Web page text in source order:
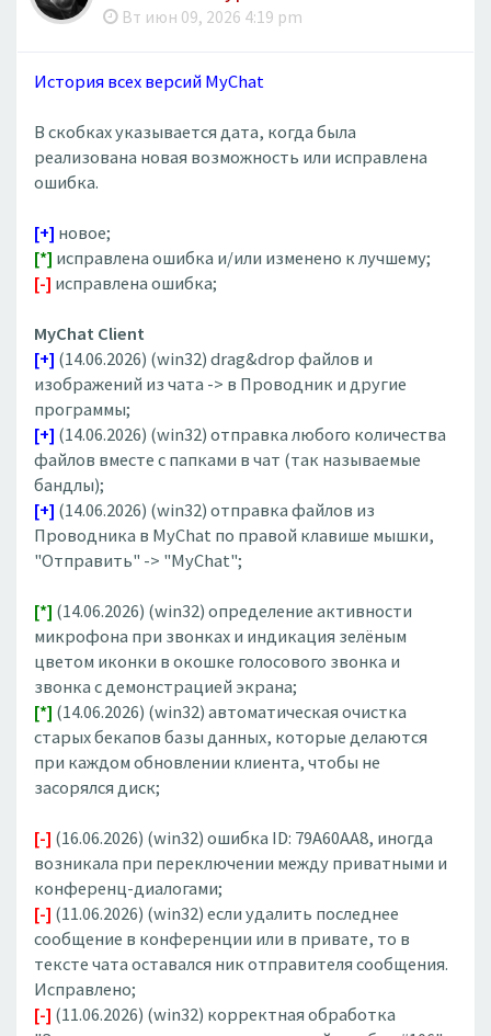
Вт июн 09, 2026 4:19 pm
История всех версий MyChat
В скобках указывается дата, когда была
реализована новая возможность или исправлена
ошибка.
[+] новое;
[*] исправлена ошибка и/или изменено к лучшему;
[-] исправлена ошибка;
MyChat Client
[+] (14.06.2026) (win32) drag&drop файлов и
изображений из чата -> в Проводник и другие
программы;
[+] (14.06.2026) (win32) отправка любого количества
файлов вместе с папками в чат (так называемые
бандлы);
[+] (14.06.2026) (win32) отправка файлов из
Проводника в MyChat по правой клавише мышки,
"Отправить" -> "MyChat";
[*] (14.06.2026) (win32) определение активности
микрофона при звонках и индикация зелёным
цветом иконки в окошке голосового звонка и
звонка с демонстрацией экрана;
[*] (14.06.2026) (win32) автоматическая очистка
старых бекапов базы данных, которые делаются
при каждом обновлении клиента, чтобы не
засорялся диск;
[-] (16.06.2026) (win32) ошибка ID: 79A60AA8, иногда
возникала при переключении между приватными и
конференц-диалогами;
[-] (11.06.2026) (win32) если удалить последнее
сообщение в конференции или в привате, то в
тексте чата оставался ник отправителя сообщения.
Исправлено;
[-] (11.06.2026) (win32) корректная обработка